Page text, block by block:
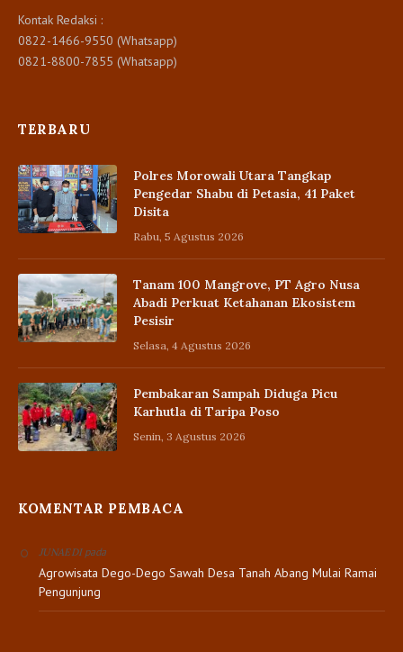
Kontak Redaksi :
0822-1466-9550 (Whatsapp)
0821-8800-7855 (Whatsapp)
TERBARU
Polres Morowali Utara Tangkap
Pengedar Shabu di Petasia, 41 Paket
Disita
Rabu, 5 Agustus 2026
Tanam 100 Mangrove, PT Agro Nusa
Abadi Perkuat Ketahanan Ekosistem
Pesisir
Selasa, 4 Agustus 2026
Pembakaran Sampah Diduga Picu
Karhutla di Taripa Poso
Senin, 3 Agustus 2026
KOMENTAR PEMBACA
JUNAEDIpada
Agrowisata Dego-Dego Sawah Desa Tanah Abang Mulai Ramai
Pengunjung